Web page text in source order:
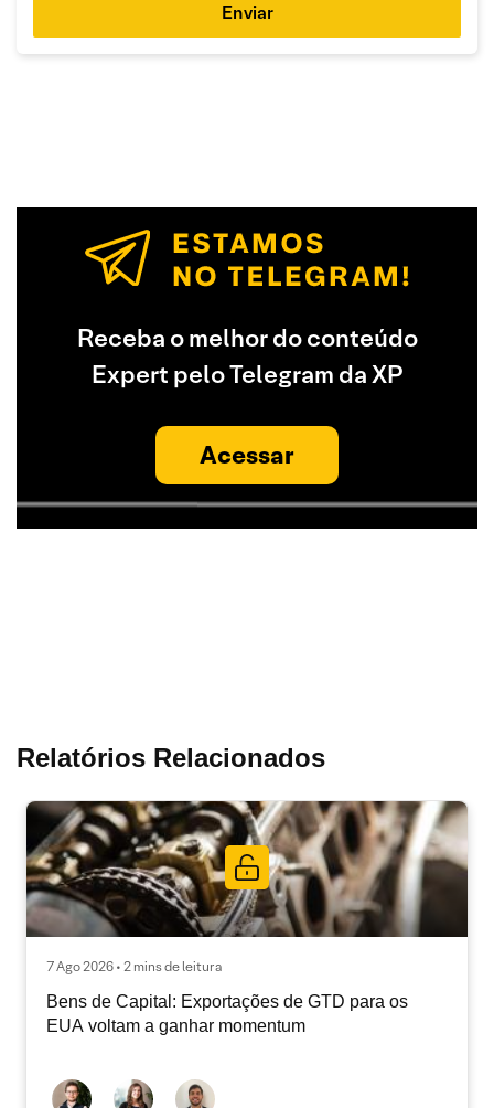
Enviar
Receba o melhor do conteúdo
Expert pelo Telegram da XP
Acessar
Relatórios Relacionados
7 Ago 2026 • 2 mins de leitura
Bens de Capital: Exportações de GTD para os
EUA voltam a ganhar momentum